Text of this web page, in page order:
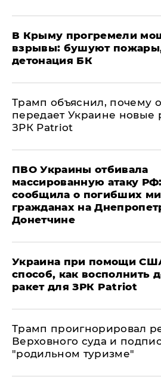
В Крыму прогремели
взрывы: бушуют
детонация БК
Трамп объяснил, почему
передает Украине новые
ЗРК Patriot
ПВО Украины отбивала
массированную атаку
сообщила о погибших
гражданах на
Донетчине
Украина при помощи
способ, как восполнить
ракет для ЗРК Patriot
Трамп проигнорировал
Верховного суда и
"родильном туризме"